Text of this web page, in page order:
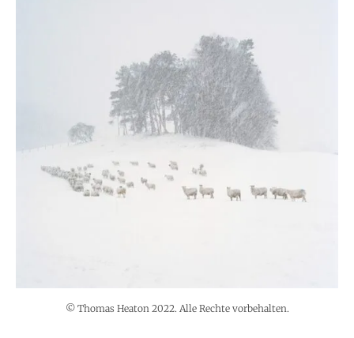
© Thomas Heaton 2022. Alle Rechte vorbehalten.